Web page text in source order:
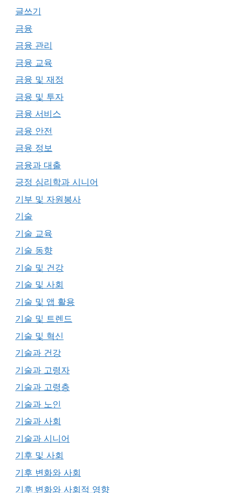
글쓰기
금융
금융 관리
금융 교육
금융 및 재정
금융 및 투자
금융 서비스
금융 안전
금융 정보
금융과 대출
긍정 심리학과 시니어
기부 및 자원봉사
기술
기술 교육
기술 동향
기술 및 건강
기술 및 사회
기술 및 앱 활용
기술 및 트렌드
기술 및 혁신
기술과 건강
기술과 고령자
기술과 고령층
기술과 노인
기술과 사회
기술과 시니어
기후 및 사회
기후 변화와 사회
기후 변화와 사회적 영향